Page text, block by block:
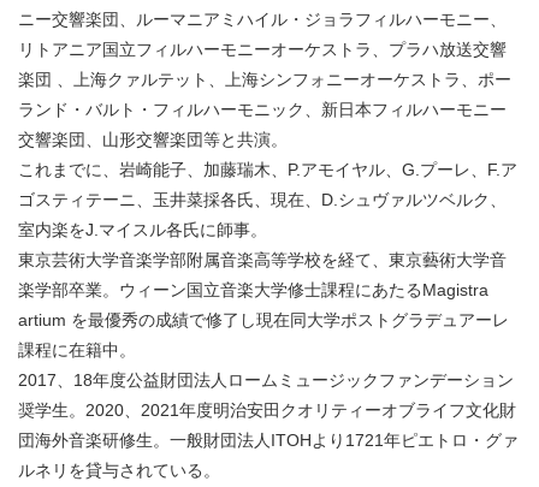
ニー交響楽団、ルーマニアミハイル・ジョラフィルハーモニー、
リトアニア国立フィルハーモニーオーケストラ、プラハ放送交響
楽団 、上海クァルテット、上海シンフォニーオーケストラ、ポー
ランド・バルト・フィルハーモニック、新日本フィルハーモニー
交響楽団、山形交響楽団等と共演。
これまでに、岩崎能子、加藤瑞木、P.アモイヤル、G.プーレ、F.ア
ゴスティテーニ、玉井菜採各氏、現在、D.シュヴァルツベルク、
室内楽をJ.マイスル各氏に師事。
東京芸術大学音楽学部附属音楽高等学校を経て、東京藝術大学音
楽学部卒業。ウィーン国立音楽大学修士課程にあたるMagistra
artium を最優秀の成績で修了し現在同大学ポストグラデュアーレ
課程に在籍中。
2017、18年度公益財団法人ロームミュージックファンデーション
奨学生。2020、2021年度明治安田クオリティーオブライフ文化財
団海外音楽研修生。一般財団法人ITOHより1721年ピエトロ・グァ
ルネリを貸与されている。